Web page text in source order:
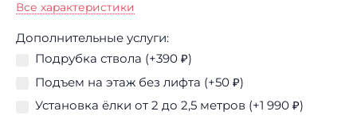
Все характеристики
Дополнительные услуги:
Подрубка ствола (+390 ₽)
Подъем на этаж без лифта (+50 ₽)
Установка ёлки от 2 до 2,5 метров (+1 990 ₽)